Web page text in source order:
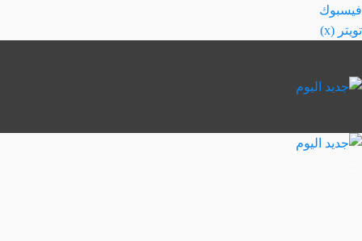
تخطي
إلى
فيسبوك
تويتر (x)